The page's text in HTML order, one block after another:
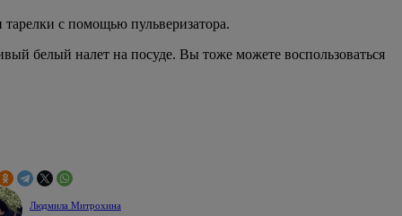
с помощью пульверизатора.
белый налет на посуде. Вы тоже можете воспользоваться
Людмила Митрохина